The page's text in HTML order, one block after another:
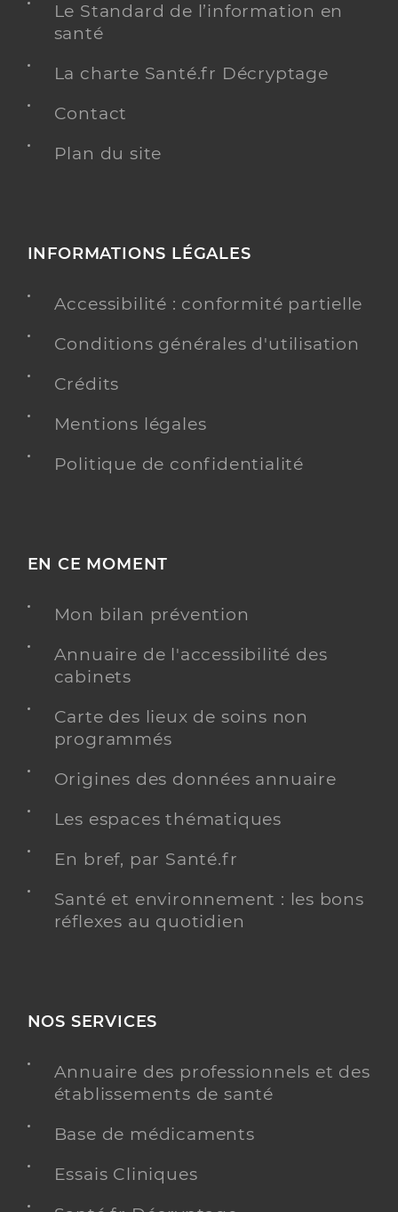
Le Standard de l’information en
santé
La charte Santé.fr Décryptage
Contact
Plan du site
INFORMATIONS LÉGALES
Accessibilité : conformité partielle
Conditions générales d'utilisation
Crédits
Mentions légales
Politique de confidentialité
EN CE MOMENT
Mon bilan prévention
Annuaire de l'accessibilité des
cabinets
Carte des lieux de soins non
programmés
Origines des données annuaire
Les espaces thématiques
En bref, par Santé.fr
Santé et environnement : les bons
réflexes au quotidien
NOS SERVICES
Annuaire des professionnels et des
établissements de santé
Base de médicaments
Essais Cliniques